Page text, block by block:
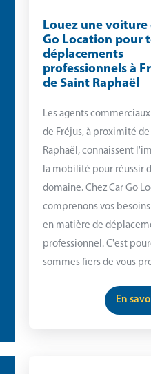
Louez une voiture
Go Location pour
déplacements
professionnels à
de Saint Raphaël
Les agents
de Fréjus, à proximité de
Raphaël, connaissent
la mobilité pour réussir
domaine. Chez Car Go
comprenons vos
en matière de
professionnel. C'est
sommes fiers de vous
En